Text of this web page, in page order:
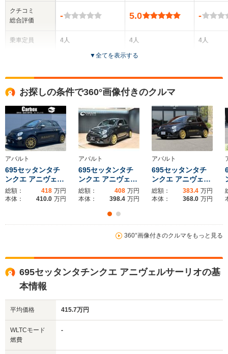
クチコミ
総合評価
乗車定員
サイズ
(全長x全幅x全高)
燃費
排気量
駆動方式
-
4人
1.52m
全幅
1.64m
全長
ホイールベース
-m
└郊外:15.2km/L
└高速道路:16.6km/L
1368cc
FF
5.0
4人
3ドア
-m
全幅
-m
-m
ホイールベース
-m
1368cc
FF
-
4人
ホイー
14.2km/L
└郊外
└高速道
1368cc
FF
▼全てを表示する
お探しの条件で360°画像付きのクルマ
アバルト
695セッタンタチ
ンクエ アニヴェ…
総額： 418 万円
本体：
410.0 万円
アバルト
695セッタンタチ
ンクエ アニヴェ…
総額： 408 万円
本体：
398.4 万円
アバルト
695セッタンタチ
ンクエ アニヴェ…
総額： 383.4 万円
本体：
368.0 万円
360°画像付きのクルマをもっと見る
695セッタンタチンクエ アニヴェルサーリオの基
本情報
平均価格 415.7万円
WLTCモード
燃費
-